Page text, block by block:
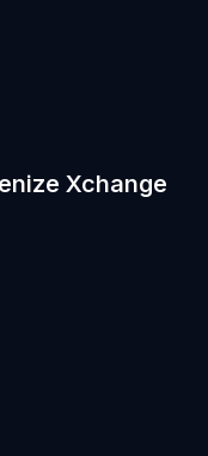
Xchange